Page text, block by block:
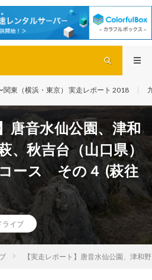
東（横浜・東京） 実走レポート 2018
唐音水仙公園、津和
、秋吉台（山口県）
ース その４ (萩往
ライブ
【実走レポート】唐音水仙公園、津